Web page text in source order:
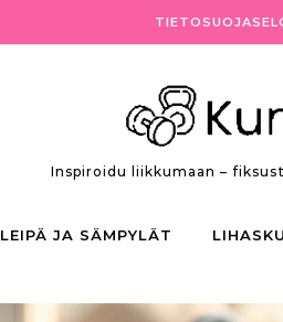
Inspiroidu liikkumaan –
LEIPÄ JA SÄMPYLÄT